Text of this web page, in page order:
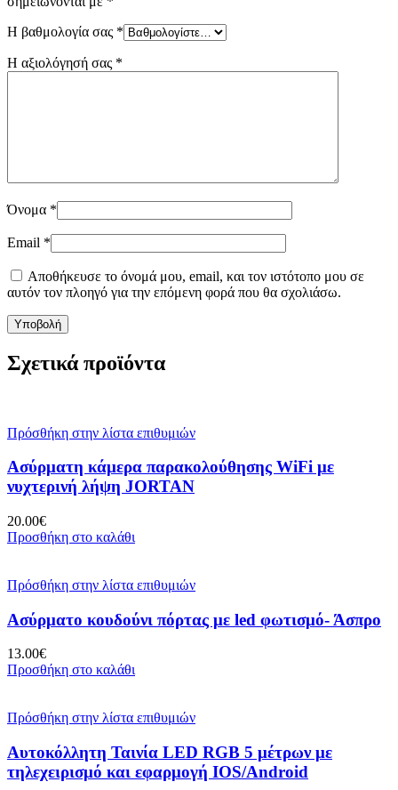
Η βαθμολογία σας *
Η αξιολόγησή σας *
Όνομα *
Email *
Αποθήκευσε το όνομά μου, email, και τον ιστότοπο μου σε
αυτόν τον πλοηγό για την επόμενη φορά που θα σχολιάσω.
Σχετικά προϊόντα
Πρόσθήκη στην λίστα επιθυμιών
Ασύρματη κάμερα παρακολούθησης WiFi με
νυχτερινή λήψη JORTAN
20.00€
Προσθήκη στο καλάθι
Πρόσθήκη στην λίστα επιθυμιών
Ασύρματο κουδούνι πόρτας με led φωτισμό- Άσπρο
13.00€
Προσθήκη στο καλάθι
Πρόσθήκη στην λίστα επιθυμιών
Αυτοκόλλητη Ταινία LED RGB 5 μέτρων με
τηλεχειρισμό και εφαρμογή IOS/Android